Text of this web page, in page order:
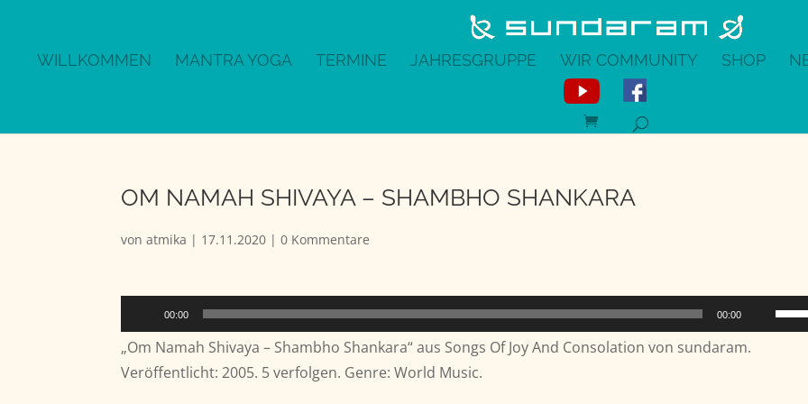
WILLKOMMEN MANTRA YOGA TERMINE JAHRESGRUPPE WIR COMMUNITY SHOP
OM NAMAH SHIVAYA – SHAMBHO SHANKARA
vonatmika | 17.11.2020 |0 Kommentare
Audio-
Player
00:00 00:00
„Om Namah Shivaya – Shambho Shankara“ aus Songs Of Joy And Consolation von sundaram.
Veröffentlicht: 2005. 5 verfolgen. Genre: World Music.